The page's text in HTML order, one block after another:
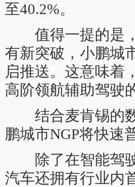
至40.2%。
值得一提的是，
有新突破，小鹏城
启推送。这意味着
高阶领航辅助驾驶
结合麦肯锡的数
鹏城市NGP将快速
除了在智能驾驶
汽车还拥有行业内